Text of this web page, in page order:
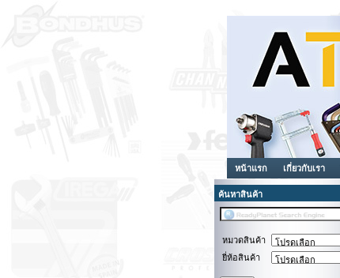
หน้าแรก เกี่ยวกับเรา
ค้นหาสินค้า
หมวดสินค้า
ยี่ห้อสินค้า